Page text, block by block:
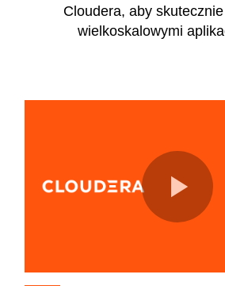
Cloudera, aby
wielkoskalowymi